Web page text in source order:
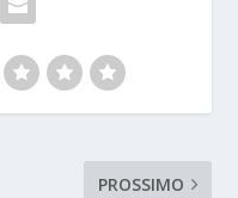
PROSSIMO